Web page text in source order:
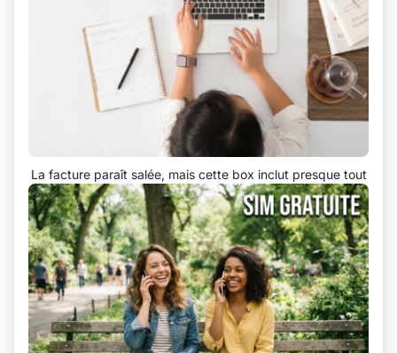
La facture paraît salée, mais cette box inclut presque tout